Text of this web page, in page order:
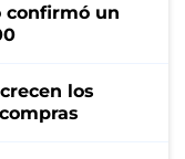
confirmó un
los